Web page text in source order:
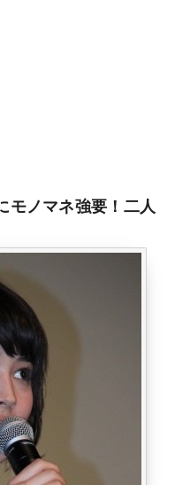
モノマネ強要！二人